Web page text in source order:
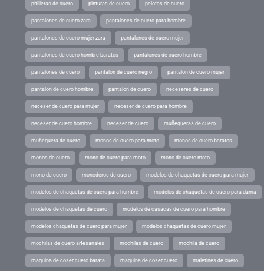
pitilleras de cuero pinturas de cuero pelotas de cuero
pantalones de cuero zara pantalones de cuero para hombre
pantalones de cuero mujer zara pantalones de cuero mujer
pantalones de cuero hombre baratos pantalones de cuero hombre
pantalones de cuero pantalon de cuero negro pantalon de cuero mujer
pantalon de cuero hombre pantalon de cuero neceseres de cuero
neceser de cuero para mujer neceser de cuero para hombre
neceser de cuero hombre neceser de cuero muñequeras de cuero
muñequera de cuero monos de cuero para moto monos de cuero baratos
monos de cuero mono de cuero para moto mono de cuero moto
mono de cuero monederos de cuero modelos de chaquetas de cuero para mujer
modelos de chaquetas de cuero para hombre modelos de chaquetas de cuero para dama
modelos de chaquetas de cuero modelos de casacas de cuero para hombre
modelos chaquetas de cuero para mujer modelos chaquetas de cuero mujer
mochilas de cuero artesanales mochilas de cuero mochila de cuero
maquina de coser cuero barata maquina de coser cuero maletines de cuero